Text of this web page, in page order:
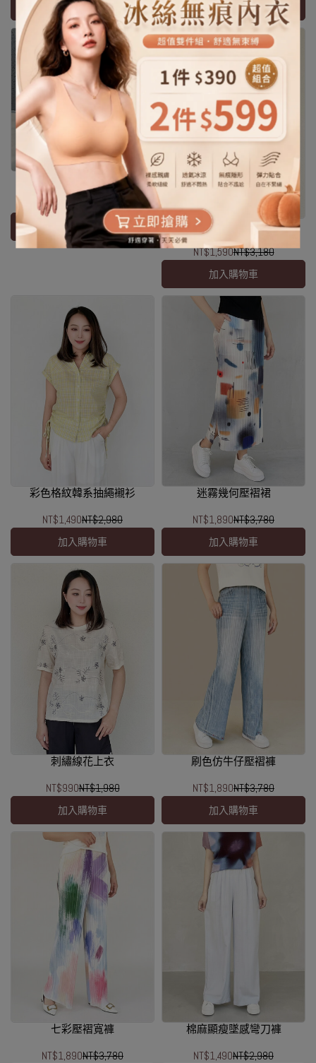
加入購物車 加入購物車
透氣網面厚底半拖小白鞋
NT$2,200
NT$4,400
加入購物車
清爽格紋短袖棉麻襯衫
NT$1,590NT$3,180
加入購物車
彩色格紋韓系抽繩襯衫
NT$1,490NT$2,980
加入購物車
迷霧幾何壓褶裙
NT$1,890NT$3,780
加入購物車
刺繡線花上衣
NT$990NT$1,980
加入購物車
刷色仿牛仔壓褶褲
NT$1,890NT$3,780
加入購物車
七彩壓褶寬褲
NT$1,890NT$3,780
棉麻顯瘦墜感彎刀褲
NT$1,490NT$2,980